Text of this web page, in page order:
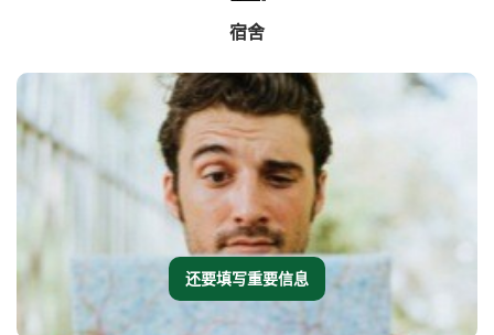
宿舍
还要填写重要信息